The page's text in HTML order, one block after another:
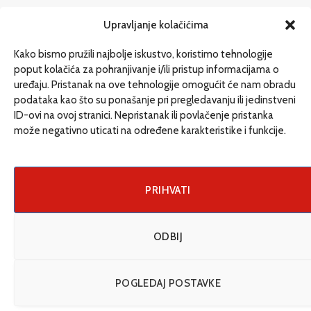
Upravljanje kolačićima
Kako bismo pružili najbolje iskustvo, koristimo tehnologije
poput kolačića za pohranjivanje i/ili pristup informacijama o
uređaju. Pristanak na ove tehnologije omogućit će nam obradu
podataka kao što su ponašanje pri pregledavanju ili jedinstveni
ID-ovi na ovoj stranici. Nepristanak ili povlačenje pristanka
može negativno uticati na određene karakteristike i funkcije.
PRIHVATI
ODBIJ
POGLEDAJ POSTAVKE
redakcija@etrafika.net
Dosije
Drugi pišu
Društvo